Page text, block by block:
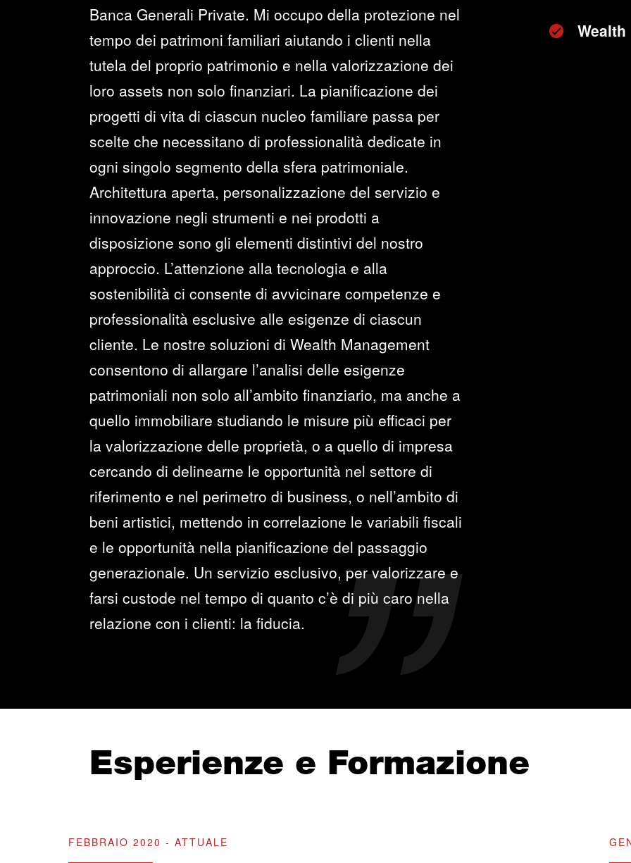
Banca Generali Private. Mi occupo della protezione nel
tempo dei patrimoni familiari aiutando i clienti nella
tutela del proprio patrimonio e nella valorizzazione dei
loro assets non solo finanziari. La pianificazione dei
progetti di vita di ciascun nucleo familiare passa per
scelte che necessitano di professionalità dedicate in
ogni singolo segmento della sfera patrimoniale.
Architettura aperta, personalizzazione del servizio e
innovazione negli strumenti e nei prodotti a
disposizione sono gli elementi distintivi del nostro
approccio. L’attenzione alla tecnologia e alla
sostenibilità ci consente di avvicinare competenze e
professionalità esclusive alle esigenze di ciascun
cliente. Le nostre soluzioni di Wealth Management
consentono di allargare l’analisi delle esigenze
patrimoniali non solo all’ambito finanziario, ma anche a
quello immobiliare studiando le misure più efficaci per
la valorizzazione delle proprietà, o a quello di impresa
cercando di delinearne le opportunità nel settore di
riferimento e nel perimetro di business, o nell’ambito di
beni artistici, mettendo in correlazione le variabili fiscali
e le opportunità nella pianificazione del passaggio
generazionale. Un servizio esclusivo, per valorizzare e
farsi custode nel tempo di quanto c’è di più caro nella
relazione con i clienti: la fiducia.
Esperienze e Formazione
FEBBRAIO 2020 - ATTUALE